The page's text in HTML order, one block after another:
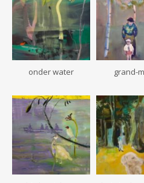
onder water grand-